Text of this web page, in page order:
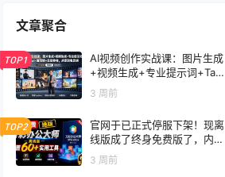
文章聚合
TOP1
AI视频创作实战课：图片生成
+视频生成+专业提示词+TapN
ow×首尾帧+全能参考，从零
到电影感成片
3 周前
TOP2
官网于已正式停服下架！现离
线版成了终身免费版了，内置
60+实用工具 万彩办公大师离
线版 OfficeBox
3 周前